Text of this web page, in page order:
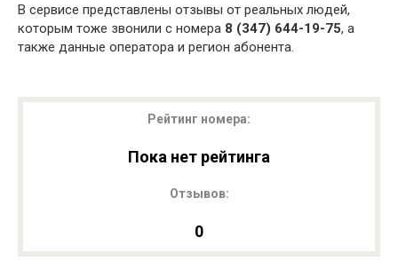
В сервисе представлены отзывы от реальных людей,
которым тоже звонили с номера 8 (347) 644-19-75, а
также данные оператора и регион абонента.
Рейтинг номера:
Пока нет рейтинга
Отзывов:
0